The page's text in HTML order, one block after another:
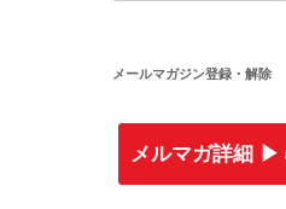
索
メールマガジン登録・解除
メルマガ詳細 ▶︎